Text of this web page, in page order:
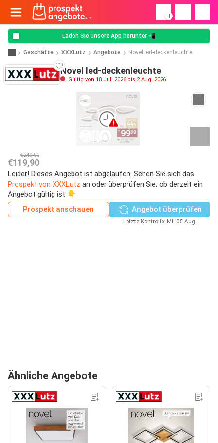
!
Laden Sie unsere App herunter 📲
Geschäfte XXXLutz Angebote Novel led-deckenleuchte
Novel led-deckenleuchte
Gültig von 18 Juli 2026 bis 2 Aug. 2026
€249,90
€119,90
Leider! Dieses Angebot ist abgelaufen. Sehen Sie sich das
Prospekt von XXXLutz an oder überprüfen Sie, ob derzeit ein
Angebot gültig ist 👇
Prospekt anschauen
Angebot überprüfen
Letzte Kontrolle: Mi. 05 Aug.
Ähnliche Angebote